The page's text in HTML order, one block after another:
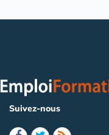
Suivez-nous